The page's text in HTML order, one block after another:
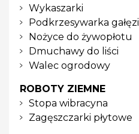
Wykaszarki
Podkrzesywarka gałęzi
Nożyce do żywopłotu
Dmuchawy do liści
Walec ogrodowy
ROBOTY ZIEMNE
Stopa wibracyna
Zagęszczarki płytowe